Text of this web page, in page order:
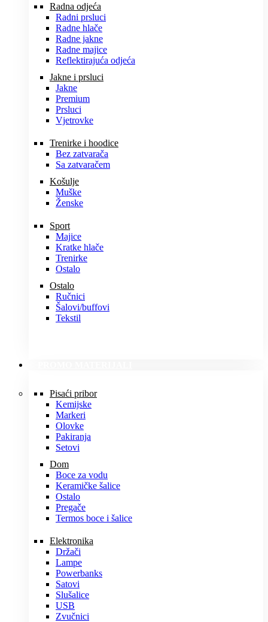
Radna odjeća
Radni prsluci
Radne hlače
Radne jakne
Radne majice
Reflektirajuća odjeća
Jakne i prsluci
Jakne
Premium
Prsluci
Vjetrovke
Trenirke i hoodice
Bez zatvarača
Sa zatvaračem
Košulje
Muške
Ženske
Sport
Majice
Kratke hlače
Trenirke
Ostalo
Ostalo
Ručnici
Šalovi/buffovi
Tekstil
Pisaći pribor
Kemijske
Markeri
Olovke
Pakiranja
Setovi
Dom
Boce za vodu
Keramičke šalice
Ostalo
Pregače
Termos boce i šalice
Elektronika
Držači
Lampe
Powerbanks
Satovi
Slušalice
USB
Zvučnici